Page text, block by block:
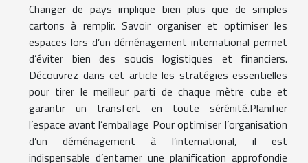
Changer de pays implique bien plus que de simples
cartons à remplir. Savoir organiser et optimiser les
espaces lors d’un déménagement international permet
d’éviter bien des soucis logistiques et financiers.
Découvrez dans cet article les stratégies essentielles
pour tirer le meilleur parti de chaque mètre cube et
garantir un transfert en toute sérénité.Planifier
l’espace avant l’emballage Pour optimiser l’organisation
d’un déménagement à l’international, il est
indispensable d’entamer une planification approfondie